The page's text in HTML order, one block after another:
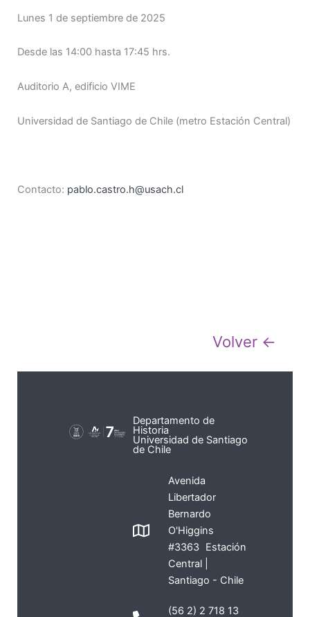
Lunes 1 de septiembre de 2025
Desde las 14:00 hasta 17:45 hrs.
Auditorio A, edificio VIME
Universidad de Santiago de Chile (metro Estación Central)
Contacto: pablo.castro.h@usach.cl
Volver ←
Departamento de
Historia
Universidad de Santiago
de Chile
Avenida
Libertador
Bernardo
O'Higgins
#3363 Estación
Central |
Santiago - Chile
(56 2) 2 718 13